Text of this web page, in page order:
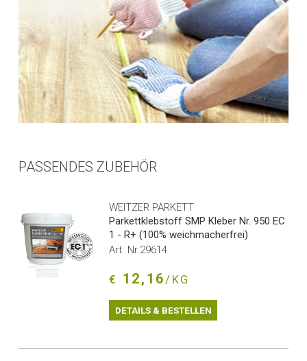
PASSENDES ZUBEHÖR
WEITZER PARKETT
Parkettklebstoff SMP Kleber Nr. 950 EC
1 - R+ (100% weichmacherfrei)
Art. Nr.29614
€ 12,16/KG
DETAILS & BESTELLEN